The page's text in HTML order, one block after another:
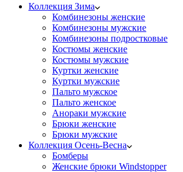
Коллекция Зима
Комбинезоны женские
Комбинезоны мужские
Комбинезоны подростковые
Костюмы женские
Костюмы мужские
Куртки женские
Куртки мужские
Пальто мужское
Пальто женское
Анораки мужские
Брюки женские
Брюки мужские
Коллекция Осень-Весна
Бомберы
Женские брюки Windstopper